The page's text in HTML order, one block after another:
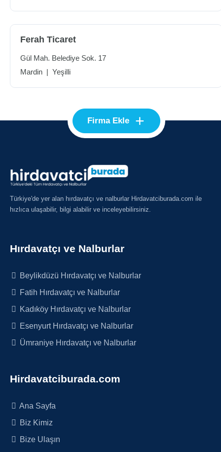
Ferah Ticaret
Gül Mah. Belediye Sok. 17
Mardin | Yeşilli
Firma Ekle +
Türkiye'de yer alan hırdavatçı ve nalburlar Hirdavatciburada.com ile
hızlıca ulaşabilir, bilgi alabilir ve inceleyebilirsiniz.
Hırdavatçı ve Nalburlar
Beylikdüzü Hırdavatçı ve Nalburlar
Fatih Hırdavatçı ve Nalburlar
Kadıköy Hırdavatçı ve Nalburlar
Esenyurt Hırdavatçı ve Nalburlar
Ümraniye Hırdavatçı ve Nalburlar
Hirdavatciburada.com
Ana Sayfa
Biz Kimiz
Bize Ulaşın